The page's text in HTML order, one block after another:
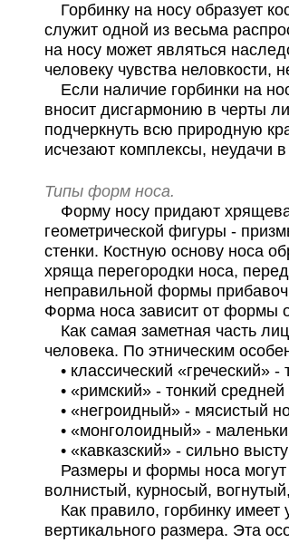
Горбинку на носу образует
служит одной из весьма
на носу может являться
человеку чувства неловкости,
Если наличие горбинки на
вносит дисгармонию в черты
подчеркнуть всю природную
исчезают комплексы, неудачи
Типы форм носа.
Форму носу придают
геометрической фигуры -
стенки. Костную основу носа
хряща перегородки носа,
неправильной формы
Форма носа зависит от формы
Как самая заметная часть
человека. По этническим
• классический «греческий»
• «римский» - тонкий
• «негроидный» - мясистый
• «монголоидный» -
• «кавказский» - сильно
Размеры и формы носа могут
волнистый, курносый,
Как правило, горбинку имеет
вертикального размера. Эта